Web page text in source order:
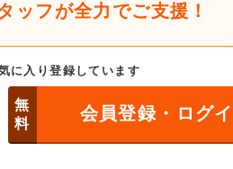
ッフが全力でご支援！
に入り登録しています
無
料
会員登録・ログ